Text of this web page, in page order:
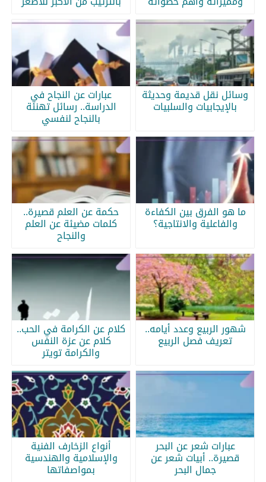
وسائل نقل قديمة وحديثة
بالإيجابيات والسلبيات
عبارات عن النجاح في
الدراسة.. رسائل تهنئة
بالنجاح لنفسي
ما هو الفرق بين الكفاءة
والفاعلية والانتاجية؟
حكمة عن العلم قصيرة..
كلمات مضيئة عن العلم
والنجاح
شهور الربيع وعدد أيامه..
تعريف فصل الربيع
كلام عن الكرامة في الحب..
كلام عن عزة النفس
والكرامة تويتر
عبارات شعر عن البحر
قصيرة.. أبيات شعر عن
جمال البحر
أنواع الزخارف الفنية
والإسلامية والهندسية
بمواصفاتها